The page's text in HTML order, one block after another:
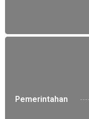
Pemerintahan